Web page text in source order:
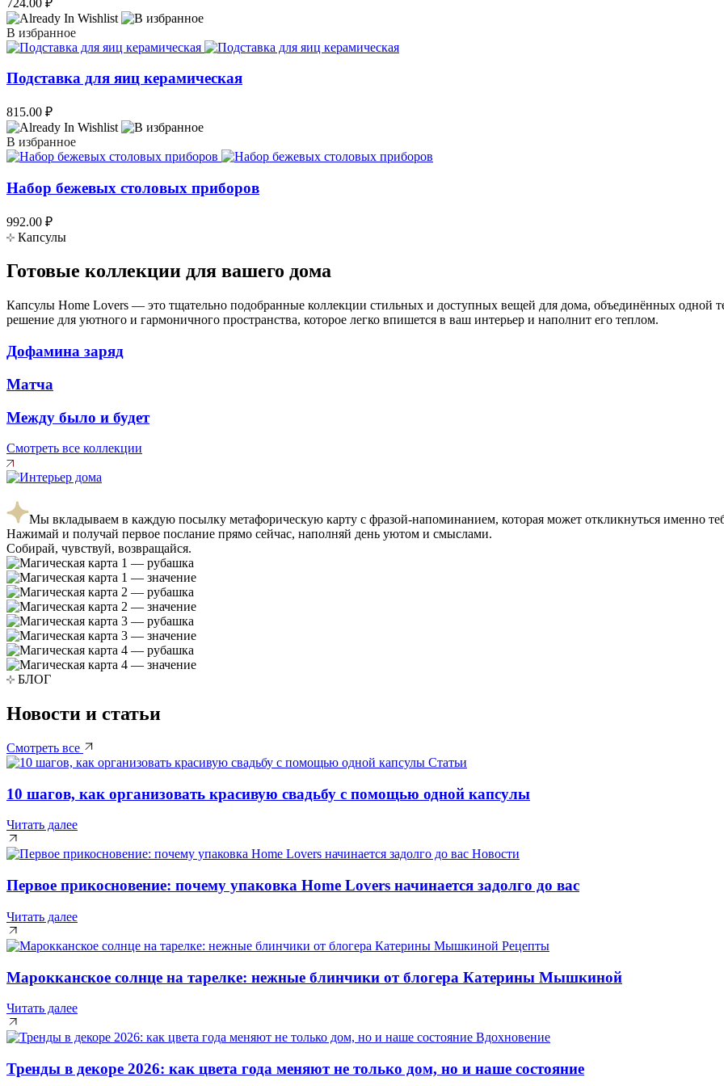
В избранное
Подставка для яиц керамическая
815.00 ₽
В избранное
Набор бежевых столовых приборов
992.00 ₽
Капсулы
Готовые коллекции для вашего дома
Капсулы Home Lovers — это тщательно подобранные коллекции стильных и доступных вещей для дома, объединённых одной
решение для уютного и гармоничного пространства, которое легко впишется в ваш интерьер и наполнит его теплом.
Дофамина заряд
Матча
Между было и будет
Смотреть все коллекции
Мы вкладываем в каждую посылку метафорическую карту с фразой-напоминанием, которая может откликнуться именно
Нажимай и получай первое послание прямо сейчас, наполняй день уютом и смыслами.
Собирай, чувствуй, возвращайся.
БЛОГ
Новости и статьи
Смотреть все
Статьи
10 шагов, как организовать красивую свадьбу с помощью одной капсулы
Читать далее
Новости
Первое прикосновение: почему упаковка Home Lovers начинается задолго до вас
Читать далее
Рецепты
Марокканское солнце на тарелке: нежные блинчики от блогера Катерины Мышкиной
Читать далее
Вдохновение
Тренды в декоре 2026: как цвета года меняют не только дом, но и наше состояние